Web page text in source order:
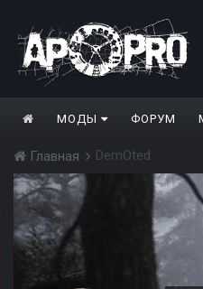
МОДЫ ФОРУМ
Главная DemOted